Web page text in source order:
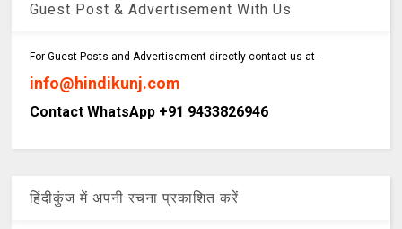
Guest Post & Advertisement With Us
For Guest Posts and Advertisement directly contact us at -
info@hindikunj.com
Contact WhatsApp +91 9433826946
हिंदीकुंज में अपनी रचना प्रकाशित करें